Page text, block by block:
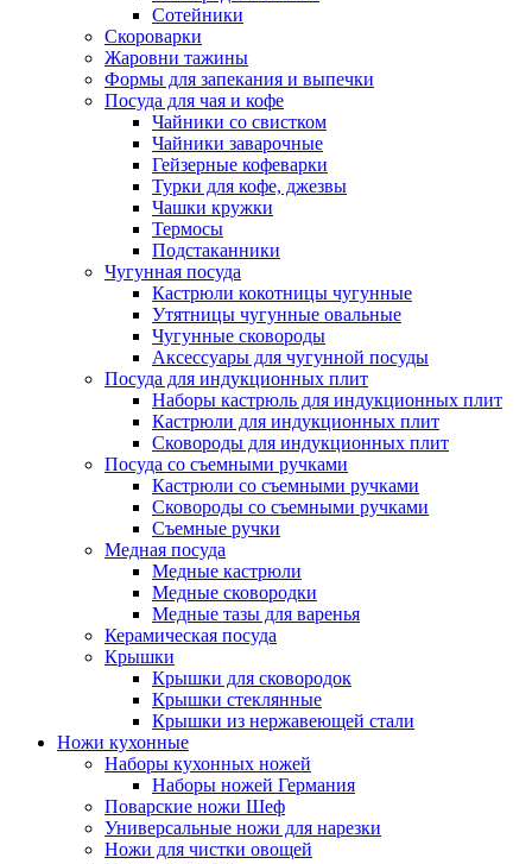
Сотейники
Скороварки
Жаровни тажины
Формы для запекания и выпечки
Посуда для чая и кофе
Чайники со свистком
Чайники заварочные
Гейзерные кофеварки
Турки для кофе, джезвы
Чашки кружки
Термосы
Подстаканники
Чугунная посуда
Кастрюли кокотницы чугунные
Утятницы чугунные овальные
Чугунные сковороды
Аксессуары для чугунной посуды
Посуда для индукционных плит
Наборы кастрюль для индукционных плит
Кастрюли для индукционных плит
Сковороды для индукционных плит
Посуда со съемными ручками
Кастрюли со съемными ручками
Сковороды со съемными ручками
Съемные ручки
Медная посуда
Медные кастрюли
Медные сковородки
Медные тазы для варенья
Керамическая посуда
Крышки
Крышки для сковородок
Крышки стеклянные
Крышки из нержавеющей стали
Ножи кухонные
Наборы кухонных ножей
Наборы ножей Германия
Поварские ножи Шеф
Универсальные ножи для нарезки
Ножи для чистки овощей